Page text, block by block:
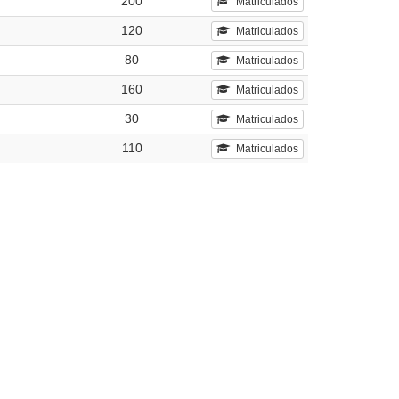
120 Matriculados
80 Matriculados
160 Matriculados
30 Matriculados
110 Matriculados